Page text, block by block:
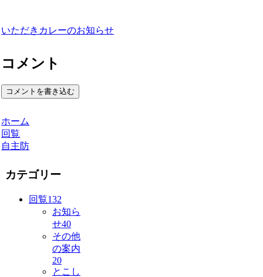
いただきカレーのお知らせ
コメント
コメントを書き込む
ホーム
回覧
自主防
カテゴリー
回覧132
お知ら
せ40
その他
の案内
20
とこし